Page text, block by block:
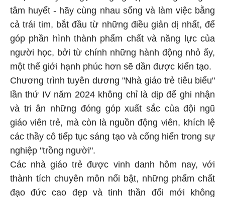
tâm huyết - hãy cùng nhau sống và làm việc bằng
cả trái tim, bắt đầu từ những điều giản dị nhất, để
góp phần hình thành phẩm chất và năng lực của
người học, bởi từ chính những hành động nhỏ ấy,
một thế giới hạnh phúc hơn sẽ dần được kiến tạo.
Chương trình tuyên dương "Nhà giáo trẻ tiêu biểu"
lần thứ IV năm 2024 không chỉ là dịp để ghi nhận
và tri ân những đóng góp xuất sắc của đội ngũ
giáo viên trẻ, mà còn là nguồn động viên, khích lệ
các thầy cô tiếp tục sáng tạo và cống hiến trong sự
nghiệp "trồng người".
Các nhà giáo trẻ được vinh danh hôm nay, với
thành tích chuyên môn nổi bật, những phẩm chất
đạo đức cao đẹp và tinh thần đổi mới không